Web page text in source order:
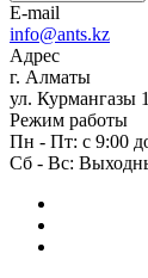
E-mail
info@ants.kz
Адрес
г. Алматы
ул. Курмангазы
Режим работы
Пн - Пт: с 9:00
Сб - Вс: